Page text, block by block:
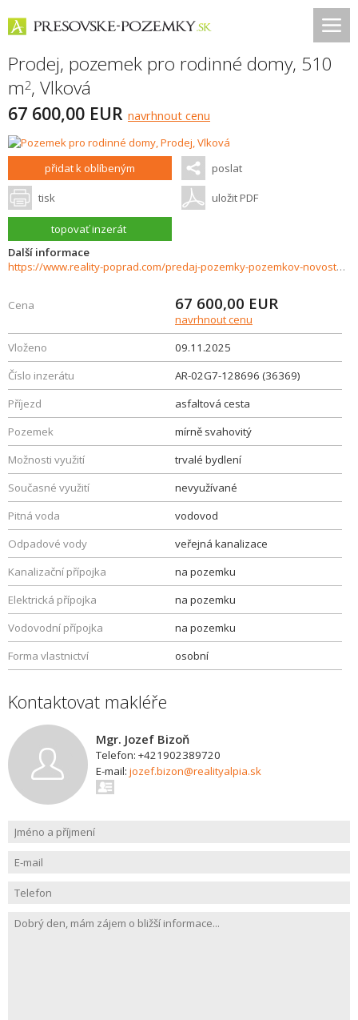
Prodej, pozemek pro rodinné domy, 510
m2, Vlková
67 600,00 EUR navrhnout cenu
přidat k oblíbeným poslat
tisk uložit PDF
topovať inzerát
Další informace
https://www.reality-poprad.com/predaj-pozemky-pozemkov-novostavby/Pozemok-pre-rodinne-domy-na-predaj-Vlkova-36369/?utm_source=areality&utm_medium=xml&utm_term=36369&utm_content=chalupa&utm_campaign=portaly
Cena 67 600,00 EUR
navrhnout cenu
Vloženo
09.11.2025
Číslo inzerátu
AR-02G7-128696 (36369)
Příjezd
asfaltová cesta
Pozemek
mírně svahovitý
Možnosti využití
trvalé bydlení
Současné využití
nevyužívané
Pitná voda
vodovod
Odpadové vody
veřejná kanalizace
Kanalizační přípojka
na pozemku
Elektrická přípojka
na pozemku
Vodovodní přípojka
na pozemku
Forma vlastnictví
osobní
Kontaktovat makléře
Mgr. Jozef Bizoň
Telefon: +421902389720
E-mail: jozef.bizon@realityalpia.sk